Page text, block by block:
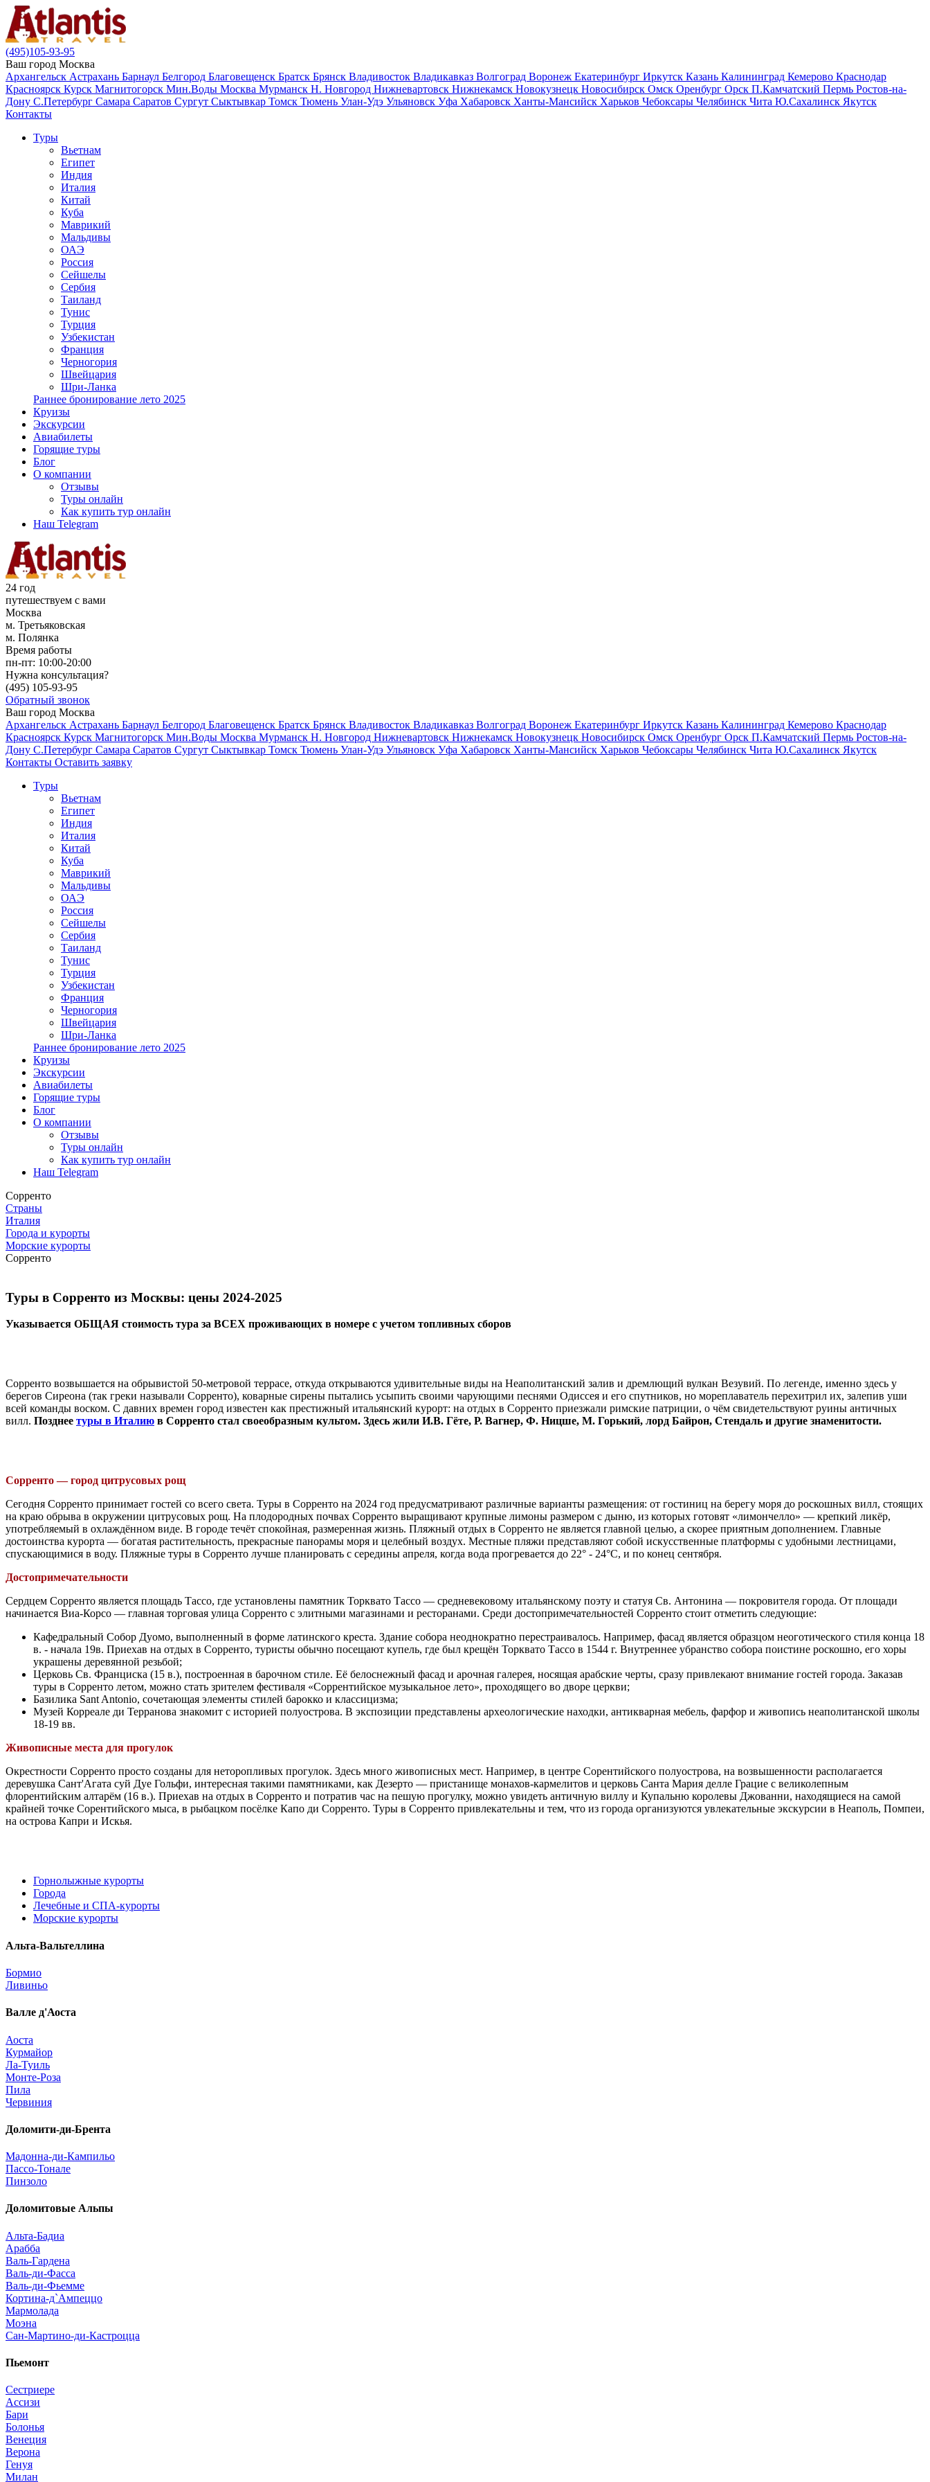
(495)105-93-95
Ваш город Москва
Архангельск Астрахань Барнаул Белгород Благовещенск Братск Брянск Владивосток Владикавказ Волгоград Воронеж Екатеринбург Иркутск Казань Калининград Кемерово Краснодар
Красноярск Курск Магнитогорск Мин.Воды Москва Мурманск Н. Новгород Нижневартовск Нижнекамск Новокузнецк Новосибирск Омск Оренбург Орск П.Камчатский Пермь Ростов-на-
Дону С.Петербург Самара Саратов Сургут Сыктывкар Томск Тюмень Улан-Удэ Ульяновск Уфа Хабаровск Ханты-Мансийск Харьков Чебоксары Челябинск Чита Ю.Сахалинск Якутск
Контакты
Туры
Вьетнам
Египет
Индия
Италия
Китай
Куба
Маврикий
Мальдивы
ОАЭ
Россия
Сейшелы
Сербия
Таиланд
Тунис
Турция
Узбекистан
Франция
Черногория
Швейцария
Шри-Ланка
Раннее бронирование лето 2025
Круизы
Экскурсии
Авиабилеты
Горящие туры
Блог
О компании
Отзывы
Туры онлайн
Как купить тур онлайн
Наш Telegram
24 год
путешествуем с вами
Москва
м. Третьяковская
м. Полянка
Время работы
пн-пт: 10:00-20:00
Нужна консультация?
(495) 105-93-95
Обратный звонок
Ваш город Москва
Архангельск Астрахань Барнаул Белгород Благовещенск Братск Брянск Владивосток Владикавказ Волгоград Воронеж Екатеринбург Иркутск Казань Калининград Кемерово Краснодар
Красноярск Курск Магнитогорск Мин.Воды Москва Мурманск Н. Новгород Нижневартовск Нижнекамск Новокузнецк Новосибирск Омск Оренбург Орск П.Камчатский Пермь Ростов-на-
Дону С.Петербург Самара Саратов Сургут Сыктывкар Томск Тюмень Улан-Удэ Ульяновск Уфа Хабаровск Ханты-Мансийск Харьков Чебоксары Челябинск Чита Ю.Сахалинск Якутск
Контакты Оставить заявку
Туры
Вьетнам
Египет
Индия
Италия
Китай
Куба
Маврикий
Мальдивы
ОАЭ
Россия
Сейшелы
Сербия
Таиланд
Тунис
Турция
Узбекистан
Франция
Черногория
Швейцария
Шри-Ланка
Раннее бронирование лето 2025
Круизы
Экскурсии
Авиабилеты
Горящие туры
Блог
О компании
Отзывы
Туры онлайн
Как купить тур онлайн
Наш Telegram
Сорренто
Страны
Италия
Города и курорты
Морские курорты
Сорренто
Туры в Сорренто из Москвы: цены 2024-2025
Указывается ОБЩАЯ стоимость тура за ВСЕХ проживающих в номере с учетом топливных сборов
Сорренто возвышается на обрывистой 50-метровой террасе, откуда открываются удивительные виды на Неаполитанский залив и дремлющий вулкан Везувий. По легенде, именно здесь у
берегов Сиреона (так греки называли Сорренто), коварные сирены пытались усыпить своими чарующими песнями Одиссея и его спутников, но мореплаватель перехитрил их, залепив уши
всей команды воском. С давних времен город известен как престижный итальянский курорт: на отдых в Сорренто приезжали римские патриции, о чём свидетельствуют руины античных
вилл. Позднее туры в Италию в Сорренто стал своеобразным культом. Здесь жили И.В. Гёте, Р. Вагнер, Ф. Ницше, М. Горький, лорд Байрон, Стендаль и другие знаменитости.
Сорренто — город цитрусовых рощ
Сегодня Сорренто принимает гостей со всего света. Туры в Сорренто на 2024 год предусматривают различные варианты размещения: от гостиниц на берегу моря до роскошных вилл, стоящих
на краю обрыва в окружении цитрусовых рощ. На плодородных почвах Сорренто выращивают крупные лимоны размером с дыню, из которых готовят «лимончелло» — крепкий ликёр,
употребляемый в охлаждённом виде. В городе течёт спокойная, размеренная жизнь. Пляжный отдых в Сорренто не является главной целью, а скорее приятным дополнением. Главные
достоинства курорта — богатая растительность, прекрасные панорамы моря и целебный воздух. Местные пляжи представляют собой искусственные платформы с удобными лестницами,
спускающимися в воду. Пляжные туры в Сорренто лучше планировать с середины апреля, когда вода прогревается до 22° - 24°C, и по конец сентября.
Достопримечательности
Сердцем Сорренто является площадь Тассо, где установлены памятник Торквато Тассо — средневековому итальянскому поэту и статуя Св. Антонина — покровителя города. От площади
начинается Виа-Корсо — главная торговая улица Сорренто с элитными магазинами и ресторанами. Среди достопримечательностей Сорренто стоит отметить следующие:
Кафедральный Собор Дуомо, выполненный в форме латинского креста. Здание собора неоднократно перестраивалось. Например, фасад является образцом неоготического стиля конца 18
в. - начала 19в. Приехав на отдых в Сорренто, туристы обычно посещают купель, где был крещён Торквато Тассо в 1544 г. Внутреннее убранство собора поистине роскошно, его хоры
украшены деревянной резьбой;
Церковь Св. Франциска (15 в.), построенная в барочном стиле. Её белоснежный фасад и арочная галерея, носящая арабские черты, сразу привлекают внимание гостей города. Заказав
туры в Сорренто летом, можно стать зрителем фестиваля «Соррентийское музыкальное лето», проходящего во дворе церкви;
Базилика Sant Antonio, сочетающая элементы стилей барокко и классицизма;
Музей Корреале ди Терранова знакомит с историей полуострова. В экспозиции представлены археологические находки, антикварная мебель, фарфор и живопись неаполитанской школы
18-19 вв.
Живописные места для прогулок
Окрестности Сорренто просто созданы для неторопливых прогулок. Здесь много живописных мест. Например, в центре Сорентийского полуострова, на возвышенности располагается
деревушка Сант'Агата суй Дуе Гольфи, интересная такими памятниками, как Дезерто — пристанище монахов-кармелитов и церковь Санта Мария делле Грацие с великолепным
флорентийским алтарём (16 в.). Приехав на отдых в Сорренто и потратив час на пешую прогулку, можно увидеть античную виллу и Купальню королевы Джованни, находящиеся на самой
крайней точке Сорентийского мыса, в рыбацком посёлке Капо ди Сорренто. Туры в Сорренто привлекательны и тем, что из города организуются увлекательные экскурсии в Неаполь, Помпеи,
на острова Капри и Искья.
Горнолыжные курорты
Города
Лечебные и СПА-курорты
Морские курорты
Альта-Вальтеллина
Бормио
Ливиньо
Валле д'Аоста
Аоста
Курмайор
Ла-Туиль
Монте-Роза
Пила
Червиния
Доломити-ди-Брента
Мадонна-ди-Кампильо
Пассо-Тонале
Пинзоло
Доломитовые Альпы
Альта-Бадиа
Арабба
Валь-Гардена
Валь-ди-Фасса
Валь-ди-Фьемме
Кортина-д`Ампеццо
Мармолада
Моэна
Сан-Мартино-ди-Кастроцца
Пьемонт
Сестриере
Ассизи
Бари
Болонья
Венеция
Верона
Генуя
Милан